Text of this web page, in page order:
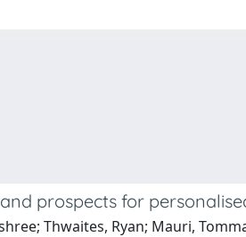
prospects for
Thwaites, Ryan; Mauri,